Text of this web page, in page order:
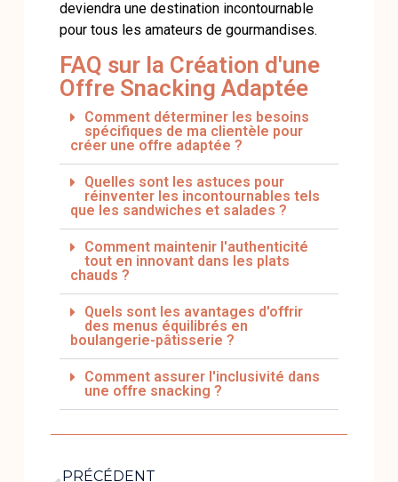
deviendra une destination incontournable
pour tous les amateurs de gourmandises.
FAQ sur la Création d'une
Offre Snacking Adaptée
Comment déterminer les besoins
spécifiques de ma clientèle pour
créer une offre adaptée ?
Quelles sont les astuces pour
réinventer les incontournables tels
que les sandwiches et salades ?
Comment maintenir l'authenticité
tout en innovant dans les plats
chauds ?
Quels sont les avantages d'offrir
des menus équilibrés en
boulangerie-pâtisserie ?
Comment assurer l'inclusivité dans
une offre snacking ?
PRÉCÉDENT